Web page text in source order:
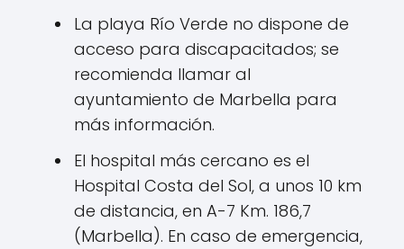
La playa Río Verde no dispone de
acceso para discapacitados; se
recomienda llamar al
ayuntamiento de Marbella para
más información.
El hospital más cercano es el
Hospital Costa del Sol, a unos 10 km
de distancia, en A-7 Km. 186,7
(Marbella). En caso de emergencia,